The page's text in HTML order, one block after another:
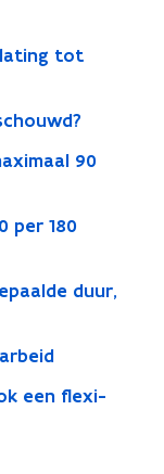
tot
90
per 180
duur,
een flexi-